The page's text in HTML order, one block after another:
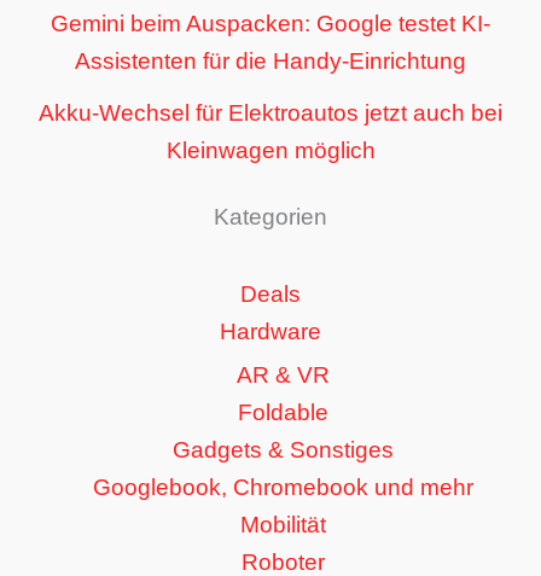
Gemini beim Auspacken: Google testet KI-
Assistenten für die Handy-Einrichtung
Akku-Wechsel für Elektroautos jetzt auch bei
Kleinwagen möglich
Kategorien
Deals
Hardware
AR & VR
Foldable
Gadgets & Sonstiges
Googlebook, Chromebook und mehr
Mobilität
Roboter